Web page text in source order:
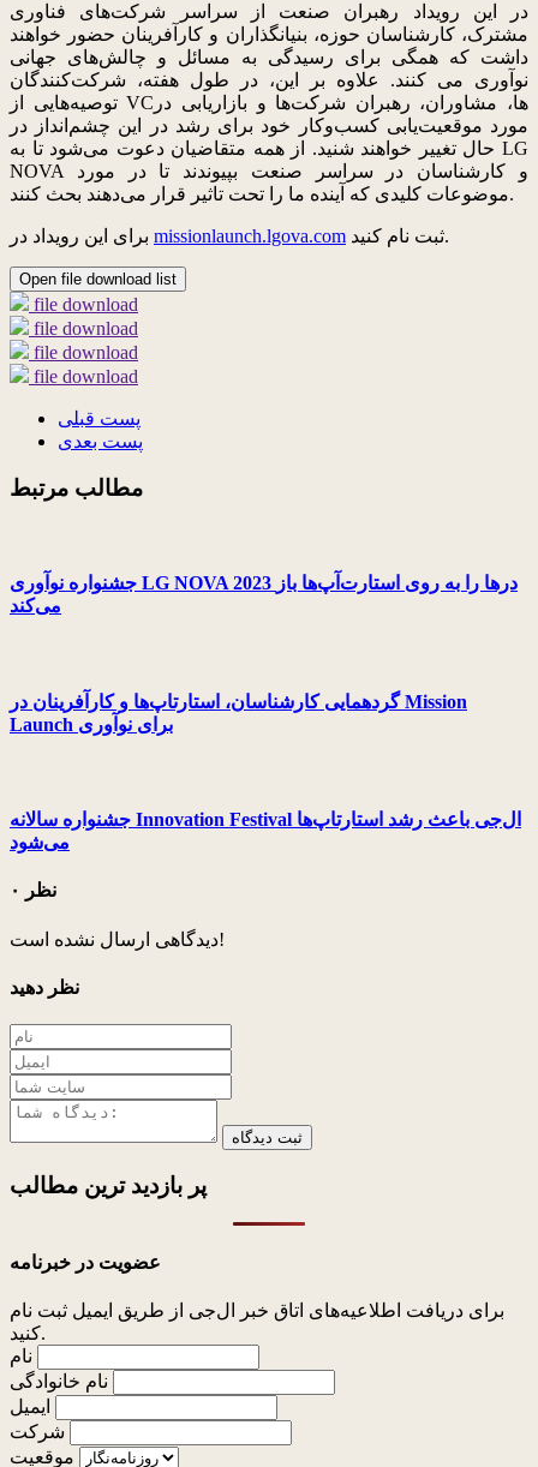
در این رویداد رهبران صنعت از سراسر شرکت‌های فناوری
مشترک، کارشناسان حوزه، بنیانگذاران و کارآفرینان حضور خواهند
داشت که همگی برای رسیدگی به مسائل و چالش‌های جهانی
نوآوری می کنند. علاوه بر این، در طول هفته، شرکت‌کنندگان
توصیه‌هایی از VCها، مشاوران، رهبران شرکت‌ها و بازاریابی در
مورد موقعیت‌یابی کسب‌وکار خود برای رشد در این چشم‌انداز در
حال تغییر خواهند شنید. از همه متقاضیان دعوت می‌شود تا به LG
NOVA و کارشناسان در سراسر صنعت بپیوندند تا در مورد
موضوعات کلیدی که آینده ما را تحت تاثیر قرار می‌دهند بحث کنند.
missionlaunch.lgova.com ثبت نام کنید.
Open file download list
file download
file download
file download
file download
پست قبلی
پست بعدی
مطالب مرتبط
جشنواره نوآوری LG NOVA 2023 درها را به روی استارت‌آپ‌ها باز
می‌کند
گردهمایی کارشناسان، استارتاپ‌ها و کارآفرینان در Mission
Launch برای نوآوری
جشنواره سالانه Innovation Festival ال‌جی باعث رشد استارتاپ‌ها
می‌شود
۰ نظر
دیدگاهی ارسال نشده است!
نظر دهید
ثبت دیدگاه
پر بازدید ترین مطالب
عضویت در خبرنامه
برای دریافت اطلاعیه‌های اتاق خبر ال‌جی از طریق ایمیل ثبت نام
کنید.
نام
نام خانوادگی
ایمیل
شرکت
موقعیت